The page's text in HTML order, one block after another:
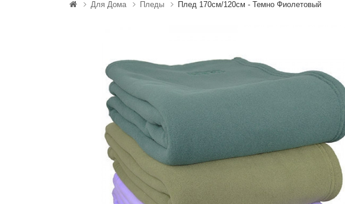
Для Дома Пледы Плед 170см/120см - Темно Фиолетовый